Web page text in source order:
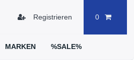
Registrieren 0
MARKEN %SALE%